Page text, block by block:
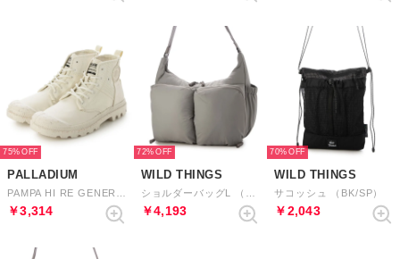
75%
PALLADIUM
￥3,314
72%
WILD THINGS
￥4,193
70%
WILD THINGS
サコッシュ （BK/SP）
￥2,043